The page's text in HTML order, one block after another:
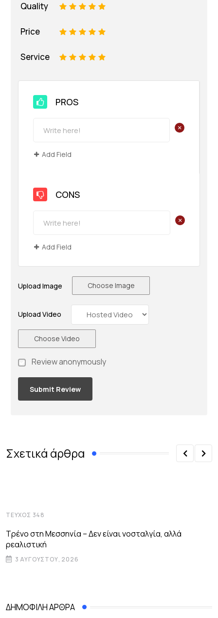
Quality 5
4
3
2
Price 5
4
3
2
Service 5
4
3
2
PROS
+
Add Field
CONS
+
Add Field
Upload Image Choose Image
Upload Video
Choose Video
Review anonymously
Σχετικά άρθρα
ΤΕΎΧΟΣ 348
Τρένο στη Μεσσηνία – Δεν είναι νοσταλγία, αλλά
ρεαλιστική
3 ΑΥΓΟΎΣΤΟΥ, 2026
ΔΗΜΟΦΙΛΉ ΆΡΘΡΑ